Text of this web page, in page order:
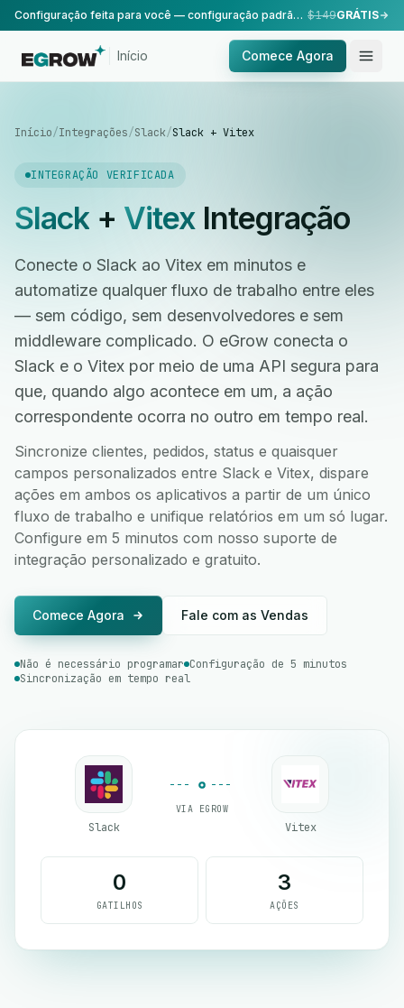
Configuração feita para você — configuração padrão, realizada pela nossa equipe. $149GRÁTIS
Início Comece Agora
Início/Integrações/Slack/Slack + Vitex
INTEGRAÇÃO VERIFICADA
Slack+ VitexIntegração
Conecte o Slack ao Vitex em minutos e
automatize qualquer fluxo de trabalho entre eles
— sem código, sem desenvolvedores e sem
middleware complicado. O eGrow conecta o
Slack e o Vitex por meio de uma API segura para
que, quando algo acontece em um, a ação
correspondente ocorra no outro em tempo real.
Sincronize clientes, pedidos, status e quaisquer
campos personalizados entre Slack e Vitex, dispare
ações em ambos os aplicativos a partir de um único
fluxo de trabalho e unifique relatórios em um só lugar.
Configure em 5 minutos com nosso suporte de
integração personalizado e gratuito.
Comece Agora Fale com as Vendas
Não é necessário programar Configuração de 5 minutos
Sincronização em tempo real
Slack
VIA EGROW
Vitex
0
GATILHOS
3
AÇÕES